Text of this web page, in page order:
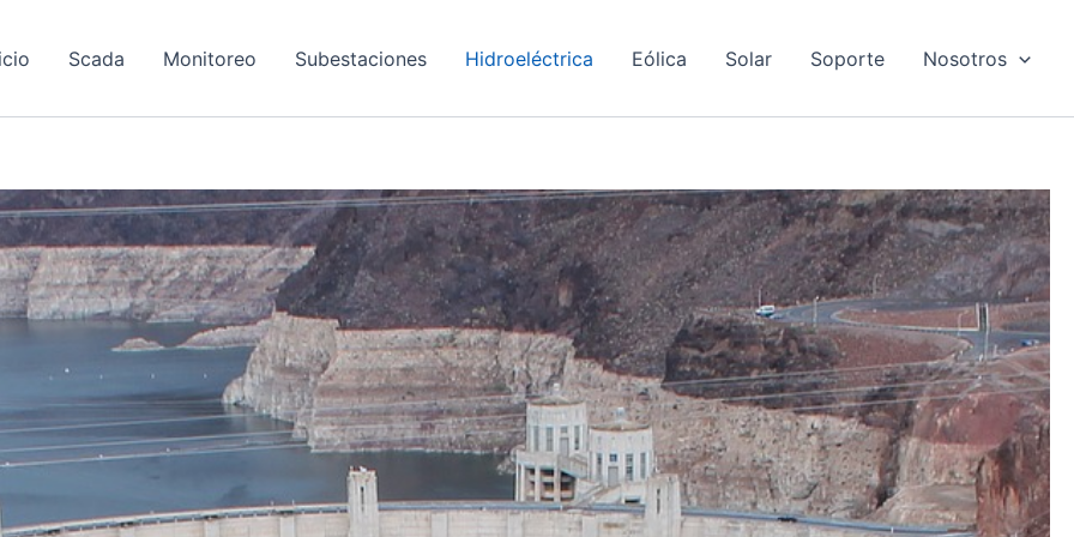
Scada Monitoreo Subestaciones Hidroeléctrica Eólica Solar Soporte Nosotros